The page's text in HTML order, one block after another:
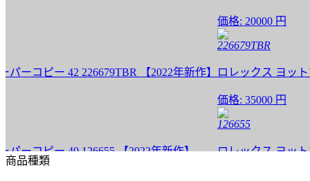
ピー 42 226679TBR 【2022年新作】
ピー 40 126655 【2022年新作】
価格:20000 円
226679TBR
ロレックス ヨットマス
価格:35000 円
126655
ロレックス ヨットマス
商品種類